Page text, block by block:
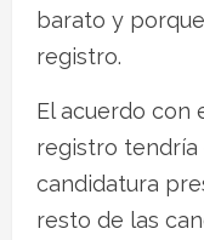
barato y
registro.
El acuerdo con
registro tendría
candidatura
resto de las